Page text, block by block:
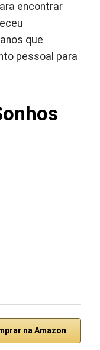
encontrar
que
pessoal para
na Amazon